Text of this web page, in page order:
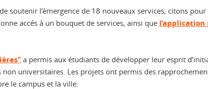
soutenir l’émergence de 18 nouveaux services, citons
accés à un bouquet de services, ainsi que
a permis aux étudiants de développer leur esprit
universitaires. Les projets ont permis des
le campus et la ville.